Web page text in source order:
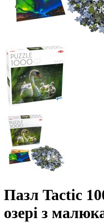
Пазл Tactic
озері з